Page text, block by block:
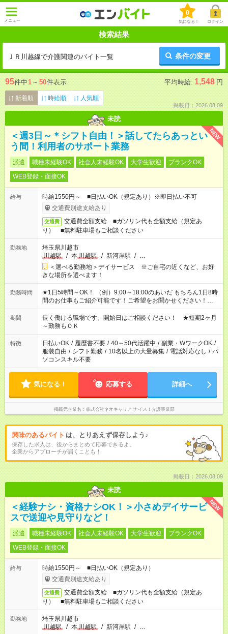
メニュー
0
気になる！ ログイン
検索結果
ＪＲ川越線で介護関連のバイト一覧 条件の変更
95件中1 ～ 50件表示 平均時給: 1,548 円
新着順 時給順 人気順
掲載日：2026.08.09
未読
NEW
＜週3日～＊シフト自由！＞話してたらあっとい
う間！利用者のサポート業務
派遣 職種未経験OK 社会人未経験OK 大学生歓迎
ブランクOK
WEB登録・面接OK
給与
時給1550円～ ■日払いOK（規定あり）※即日払い不可
交通費別途支給あり
交通費
交通費全額支給 ■ガソリン代も全額支給（規定あ
り） ■無料駐車場もご相談ください
勤務地
埼玉県川越市
川越駅
/ 本川越駅 / 新河岸駅 / …
＜選べる勤務地＞デイサービス ※ご自宅の近くなど、お好
きな場所を選べます！
勤務時間
★1日5時間～OK！ （例）9:00～18:00のあいだ もちろん1日8時
間のお仕事もご紹介可能です！ご希望をお聞かせください！★家
庭の都合でお休みが必要な場合も遠慮なくご相談ください。 ※
週最低15時間以上の勤務が必要です
期間
長く働ける職場です。開始日はご相談ください！ ★短期2ヶ月
～勤務もＯＫ
特徴 日払いOK / 履歴書不要 / 40～50代活躍中 / 副業・WワークOK /
服装自由 / シフト勤務 / 10名以上の大量募集 / 電話対応なし / パ
ソコンスキル不要
気になる！ 応募する 詳細へ
掲載元企業名 株式会社ネオキャリア ナイス！介護事業部
興味のあるバイト は、とりあえず保存しよう♪
保存した求人は、後からまとめて応募できるよ。
企業からアプローチが届くことも！
掲載日：2026.08.09
未読
NEW
＜経験ナシ・資格ナシOK！＞小さめデイサービ
スで送迎や見守りなど！
派遣 職種未経験OK 社会人未経験OK 大学生歓迎
ブランクOK
WEB登録・面接OK
給与
時給1550円～ ■日払いOK（規定あり）
交通費別途支給あり
交通費
交通費全額支給 ■ガソリン代も全額支給（規定あ
り） ■無料駐車場もご相談ください
勤務地
埼玉県川越市
川越駅
/ 本川越駅 / 新河岸駅 / …